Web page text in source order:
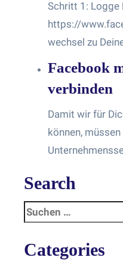
Schritt 1: Logge
https://
wechsel zu
Facebook
verbinden
Damit wir für
können,
Search
Categories